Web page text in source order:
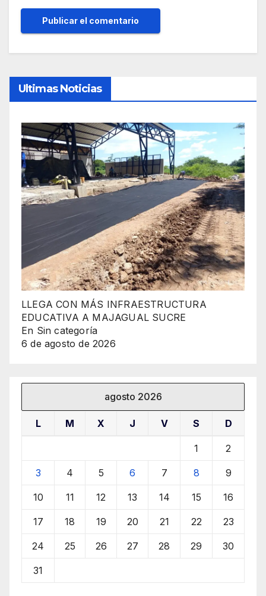
Ultimas Noticias
LLEGA CON MÁS INFRAESTRUCTURA
EDUCATIVA A MAJAGUAL SUCRE
En Sin categoría
6 de agosto de 2026
agosto 2026
L M X J V S D
1 2
3 4 5 6 7 8 9
10 11 12 13 14 15 16
17 18 19 20 21 22 23
24 25 26 27 28 29 30
31